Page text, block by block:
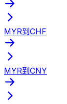
MYR到CHF
MYR到CNY